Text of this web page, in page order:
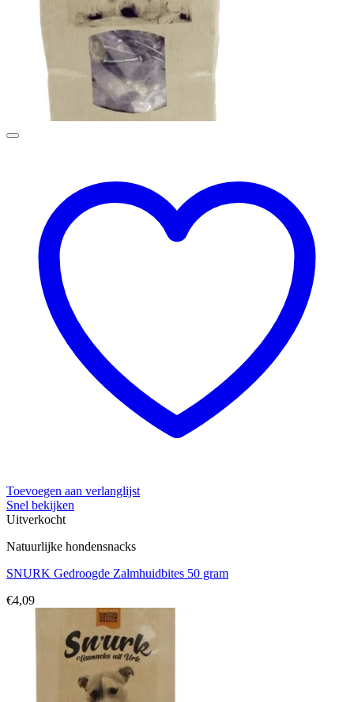
Toevoegen aan verlanglijst
Snel bekijken
Uitverkocht
Natuurlijke hondensnacks
SNURK Gedroogde Zalmhuidbites 50 gram
€4,09